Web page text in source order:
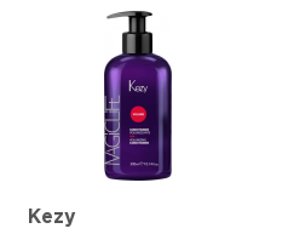
Kezy